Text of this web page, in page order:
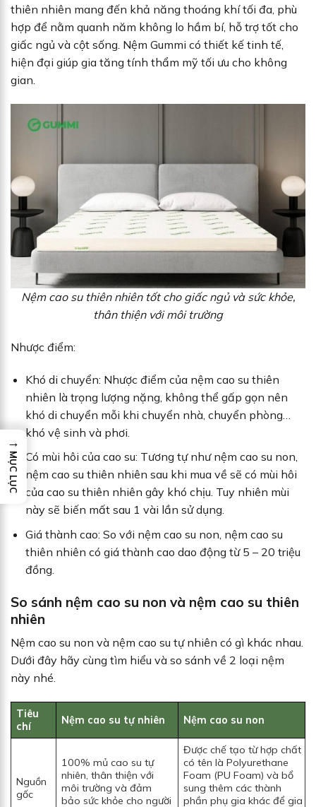
thiên nhiên mang đến khả năng thoáng khí tối đa, phù
hợp để nằm quanh năm không lo hầm bí, hỗ trợ tốt cho
giấc ngủ và cột sống. Nệm Gummi có thiết kế tinh tế,
hiện đại giúp gia tăng tính thẩm mỹ tối ưu cho không
gian.
Nệm cao su thiên nhiên tốt cho giấc ngủ và sức khỏe,
thân thiện với môi trường
Nhược điểm:
Khó di chuyển: Nhược điểm của nệm cao su thiên
nhiên là trọng lượng nặng, không thể gấp gọn nên
khó di chuyển mỗi khi chuyển nhà, chuyển phòng…
khó vệ sinh và phơi.
Có mùi hôi của cao su: Tương tự như nệm cao su non,
nệm cao su thiên nhiên sau khi mua về sẽ có mùi hôi
của cao su thiên nhiên gây khó chịu. Tuy nhiên mùi
này sẽ biến mất sau 1 vài lần sử dụng.
Giá thành cao: So với nệm cao su non, nệm cao su
thiên nhiên có giá thành cao dao động từ 5 – 20 triệu
đồng.
So sánh nệm cao su non và nệm cao su thiên
nhiên
Nệm cao su non và nệm cao su tự nhiên có gì khác nhau.
Dưới đây hãy cùng tìm hiểu và so sánh về 2 loại nệm
này nhé.
Tiêu
chí
Nệm cao su tự nhiên Nệm cao su non
Nguồn
gốc
100% mủ cao su tự
nhiên, thân thiện với
môi trường và đảm
bảo sức khỏe cho người
Được chế tạo từ hợp chất
có tên là Polyurethane
Foam (PU Foam) và bổ
sung thêm các thành
phần phụ gia khác để gia
→
MỤC LỤC